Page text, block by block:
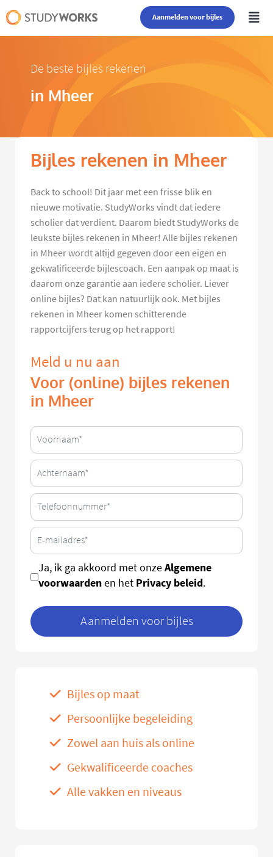
Aanmelden voor bijles
De beste bijles rekenen
in Mheer
Bijles rekenen in Mheer
Back to school! Dit jaar met een frisse blik en
nieuwe motivatie. StudyWorks vindt dat iedere
scholier dat verdient. Daarom biedt StudyWorks de
leukste bijles rekenen in Mheer! Alle bijles rekenen
in Mheer wordt altijd gegeven door een eigen en
gekwalificeerde bijlescoach. Een aanpak op maat is
daarom onze garantie aan iedere scholier. Liever
online bijles? Dat kan natuurlijk ook. Met bijles
rekenen in Mheer komen schitterende
rapportcijfers terug op het rapport!
Meld u nu aan
Voor (online) bijles rekenen
in Mheer
Ja, ik ga akkoord met onzeAlgemene
voorwaardenen het Privacy beleid.
Aanmelden voor bijles
Bijles op maat
Persoonlijke begeleiding
Zowel aan huis als online
Gekwalificeerde coaches
Alle vakken en niveaus